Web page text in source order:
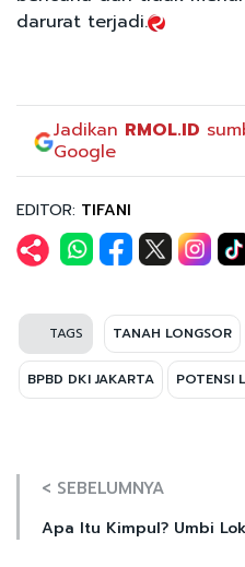
darurat terjadi.
Jadikan RMOL.ID
Google
EDITOR: TIFANI
TAGS TANAH LONGSOR
BPBD DKI JAKARTA POTENSI
< SEBELUMNYA
Apa Itu Kimpul? Umbi